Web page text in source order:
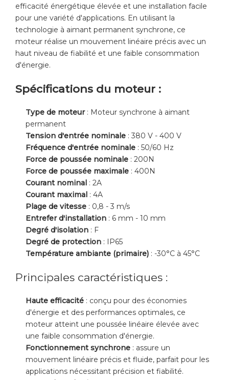
efficacité énergétique élevée et une installation facile
pour une variété d'applications. En utilisant la
technologie à aimant permanent synchrone, ce
moteur réalise un mouvement linéaire précis avec un
haut niveau de fiabilité et une faible consommation
d'énergie.
Spécifications du moteur :
Type de moteur : Moteur synchrone à aimant
permanent
Tension d'entrée nominale : 380 V - 400 V
Fréquence d'entrée nominale : 50/60 Hz
Force de poussée nominale : 200N
Force de poussée maximale : 400N
Courant nominal : 2A
Courant maximal : 4A
Plage de vitesse : 0,8 - 3 m/s
Entrefer d'installation : 6 mm - 10 mm
Degré d'isolation : F
Degré de protection : IP65
Température ambiante (primaire) : -30°C à 45°C
Principales caractéristiques :
Haute efficacité : conçu pour des économies
d'énergie et des performances optimales, ce
moteur atteint une poussée linéaire élevée avec
une faible consommation d'énergie.
Fonctionnement synchrone : assure un
mouvement linéaire précis et fluide, parfait pour les
applications nécessitant précision et fiabilité.